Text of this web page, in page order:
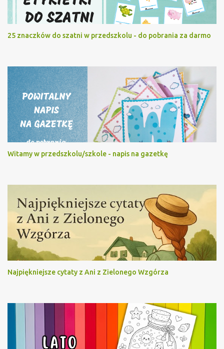
25 znaczków do szatni w przedszkolu - do pobrania za darmo
Witamy w przedszkolu/szkole - napis na gazetkę
Najpiękniejsze cytaty z Ani z Zielonego Wzgórza